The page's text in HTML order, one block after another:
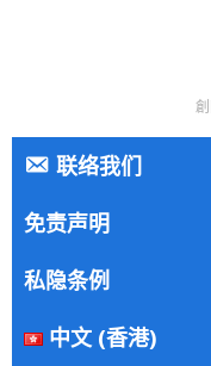
联络我们
免责声明
私隐条例
中文 (香港)